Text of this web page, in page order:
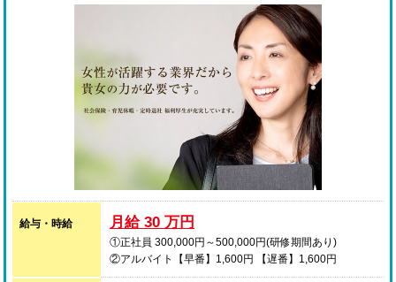
給与・時給 月給 30 万円
①正社員 300,000円～500,000円(研修期間あり)
②アルバイト【早番】1,600円 【遅番】1,600円